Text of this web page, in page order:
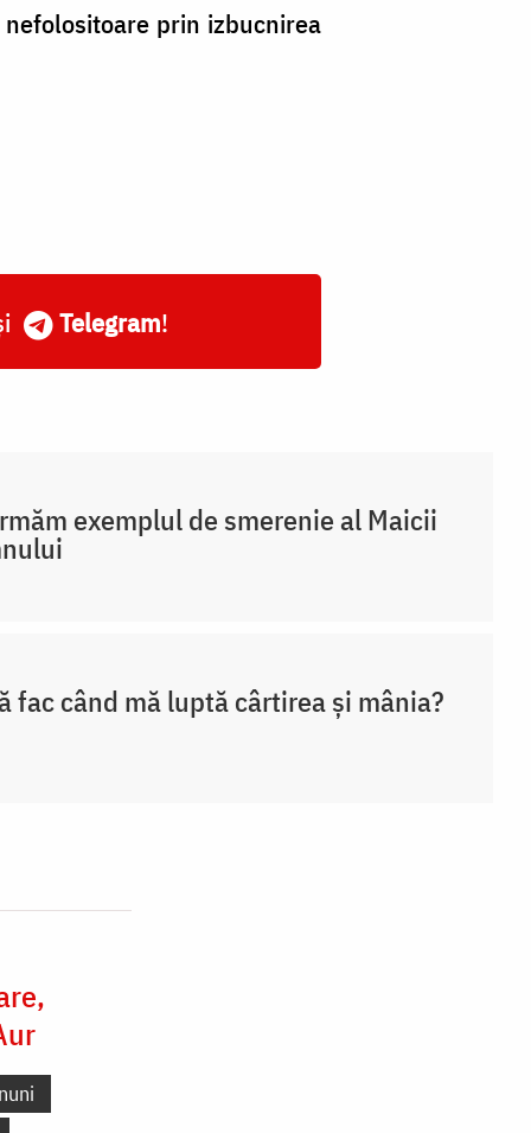
prin izbucnirea
Telegram!
exemplul de smerenie al Maicii
fac când mă luptă cârtirea și mânia?